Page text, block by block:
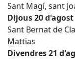
Sant Magí, sant
Dijous 20 d'agost
Sant Bernat de
Mattias
Divendres 21